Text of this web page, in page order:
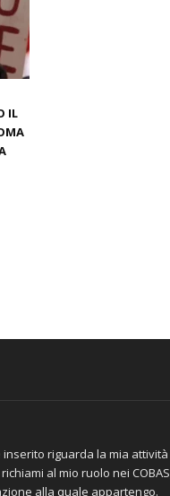
IL
riguarda la mia attività
al mio ruolo nei
alla quale appartengo.